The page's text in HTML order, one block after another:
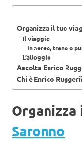
Organizza il tuo
Il viaggio
In aereo, treno o
L’alloggio
Ascolta Enrico
Chi è Enrico
Saronno